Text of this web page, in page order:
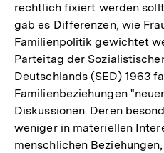
rechtlich fixiert werden
gab es Differenzen, wie
Familienpolitik gewichtet
Parteitag der
Deutschlands (SED) 1963
Familienbeziehungen
Diskussionen. Deren
weniger in materiellen
menschlichen